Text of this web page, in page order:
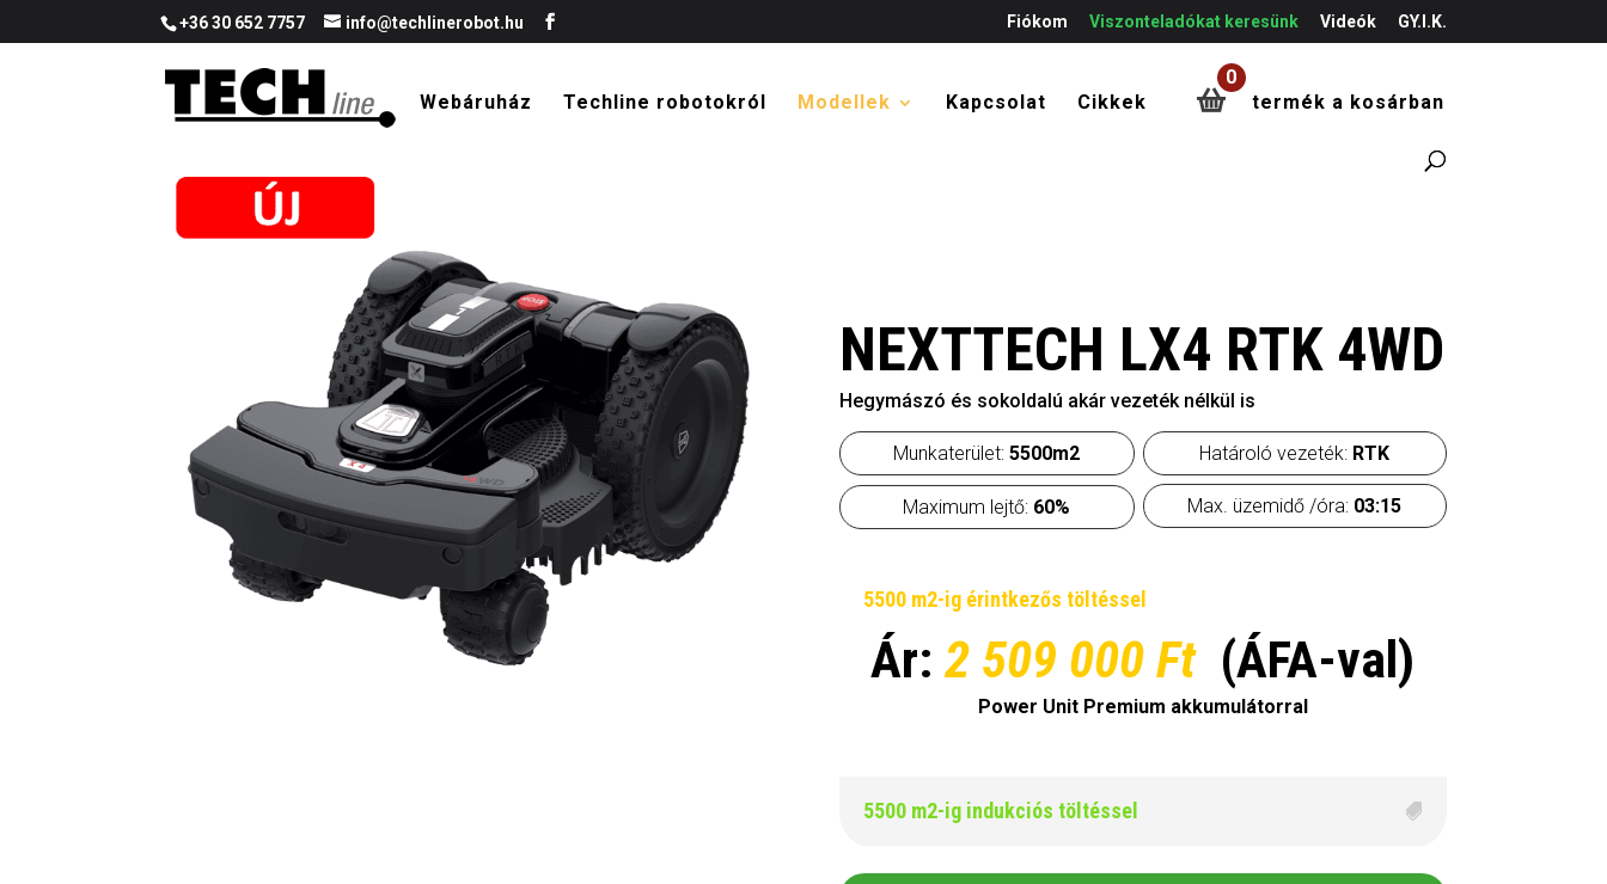
+36 30 652 7757 info@techlinerobot.hu Fiókom Viszonteladókat keresünk Videók GY.I.K.
Webáruház Techline robotokról Modellek Kapcsolat Cikkek
0
termék a kosárban
NEXTTECH LX4 RTK 4WD
Hegymászó és sokoldalú akár vezeték nélkül is
Munkaterület:5500m2
Maximum lejtő: 60%
Határoló vezeték: RTK
Max. üzemidő /óra: 03:15
5500 m2-ig érintkezős töltéssel
Ár:2 509 000 Ft (ÁFA-val)
Power Unit Premium akkumulátorral
5500 m2-ig indukciós töltéssel